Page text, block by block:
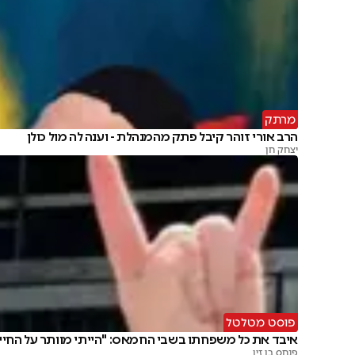
מרתק
הרב אורי זוהר קיבל פתק מהמנהלת - וענה לה מול כולן
יצחק חן
פוסט מטלטל
איבד את כל משפחתו בשבי החמאס: "הייתי מוותר על
פנחס בן זיו